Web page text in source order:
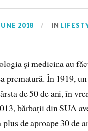
2018 IN
şi medicina au
prematură. În 1919,
de 50 de ani, în
bărbaţii din SUA
de aproape 30 de